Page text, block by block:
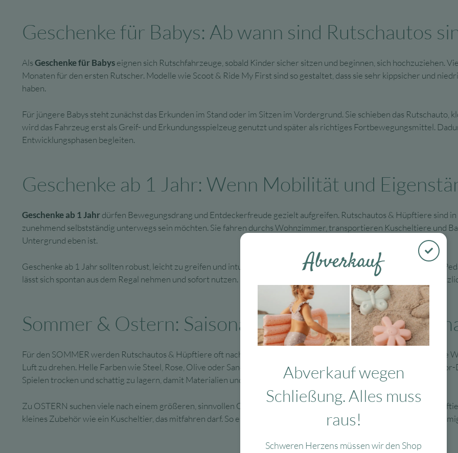
Geschenke für Babys: Ab wann sind Rutschautos
AlsGeschenke für Babyseignen sich Rutschfahrzeuge, sobald Kinder sicher sitzen und beginnen, sich hochzuziehen.
Monaten für den ersten Rutscher. Modelle wie Scoot & Ride My First sind so gestaltet, dass sie sehr kippsicher und
haben.
Für jüngere Babys steht zunächst das Erkunden im Stand oder im Sitzen im Vordergrund. Sie schieben das Rutschauto,
wird das Fahrzeug erst als Greif- und Erkundungsspielzeug genutzt und später als richtiges Fortbewegungsmittel.
Entwicklungsphasen begleiten.
Geschenke ab 1 Jahr: Wenn Mobilität und
Geschenke ab 1 Jahrdürfen Bewegungsdrang und Entdeckerfreude gezielt aufgreifen. Rutschautos & Hüpftiere sind
zunehmend selbstständig unterwegs sein möchten. Sie fahren durchs Wohnzimmer, transportieren Kuscheltiere und
Untergrund eben ist.
Geschenke ab 1 Jahr sollten robust, leicht zu greifen und intuitiv zu bedienen sein. Ein Rutschauto ohne komplizierte
lässt sich spontan aus dem Regal nehmen und sofort nutzen. Hüpftiere mit griffigen Ohren oder Hörnern bieten
Sommer & Ostern: Saisonale Ideen rund um
Für den SOMMER werden Rutschautos & Hüpftiere oft nach draußen verlegt. Glatte Terrassenböden oder befestigte
Luft zu drehen. Helle Farben wie Steel, Rose, Olive oder Sand passen optisch zu leichten Sommertextilien und
Spielen trocken und schattig zu lagern, damit Materialien und Farben lange schön bleiben.
Zu OSTERN suchen viele nach einem größeren, sinnvollen Geschenk anstelle von viel Süßem. Ein Rutscher oder
kleines Zubehör wie ein Kuscheltier, das mitfahren darf. So entsteht ein Geschenk-Set, das optisch und funktional
Abverkauf
Abverkauf wegen
Schließung. Alles muss
raus!
Schweren Herzens müssen wir den Shop